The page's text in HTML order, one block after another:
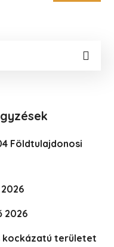
Földtulajdonosi
2026
2026
kockázatú területet